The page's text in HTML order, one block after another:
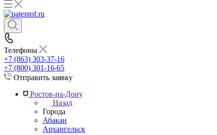
Телефоны
+7 (863) 303-37-16
+7 (800) 301-16-65
Отправить заявку
Ростов-на-Дону
Назад
Города
Абакан
Архангельск